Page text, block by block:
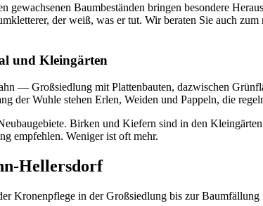
Baumbeständen bringen besondere
der weiß, was er tut. Wir beraten Sie auch
und Kleingärten
— Großsiedlung mit Plattenbauten, dazwischen
der Wuhle stehen Erlen, Weiden und Pappeln, die
Birken und Kiefern sind in den
empfehlen. Weniger ist oft mehr.
Hellersdorf
Kronenpflege in der Großsiedlung bis zur Baumfällung